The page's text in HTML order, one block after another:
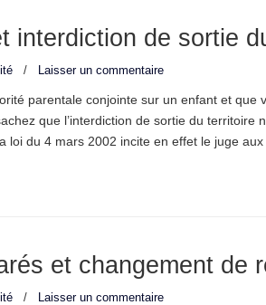
interdiction de sortie
/ Laisser un commentaire
parentale conjointe sur un enfant et que
que l’interdiction de sortie du territoire
du 4 mars 2002 incite en effet le juge aux
et changement de
/ Laisser un commentaire